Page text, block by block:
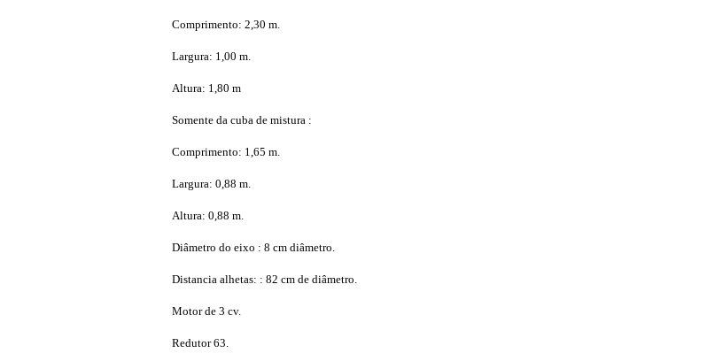
Comprimento: 2,30 m.
Largura: 1,00 m.
Altura: 1,80 m
Somente da cuba de mistura :
Comprimento: 1,65 m.
Largura: 0,88 m.
Altura: 0,88 m.
Diâmetro do eixo : 8 cm diâmetro.
Distancia alhetas: : 82 cm de diâmetro.
Motor de 3 cv.
Redutor 63.